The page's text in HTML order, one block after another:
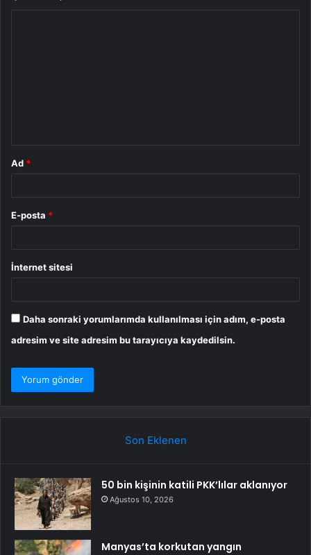
Ad *
E-posta *
İnternet sitesi
Daha sonraki yorumlarımda kullanılması için adım, e-posta
adresim ve site adresim bu tarayıcıya kaydedilsin.
Son Eklenen
50 bin kişinin katili PKK’lılar aklanıyor
Ağustos 10, 2026
Manyas’ta korkutan yangın